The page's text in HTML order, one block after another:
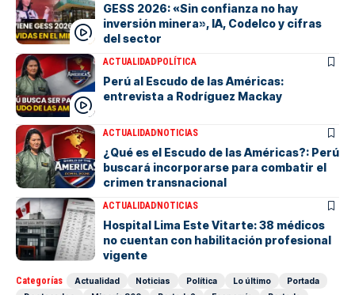
GESS 2026: «Sin confianza no hay
inversión minera», IA, Codelco y cifras
del sector
ACTUALIDADPOLÍTICA
Perú al Escudo de las Américas:
entrevista a Rodríguez Mackay
ACTUALIDADNOTICIAS
¿Qué es el Escudo de las Américas?: Perú
buscará incorporarse para combatir el
crimen transnacional
ACTUALIDADNOTICIAS
Hospital Lima Este Vitarte: 38 médicos
no cuentan con habilitación profesional
vigente
Categorías Actualidad Noticias Política Lo último
Portada